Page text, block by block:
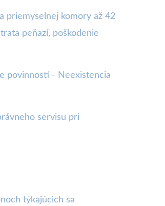
priemyselnej komory až 42
peňazí, poškodenie
povinností - Neexistencia
servisu pri
týkajúcich sa